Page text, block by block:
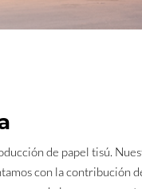
de papel tisú.
con la contribución